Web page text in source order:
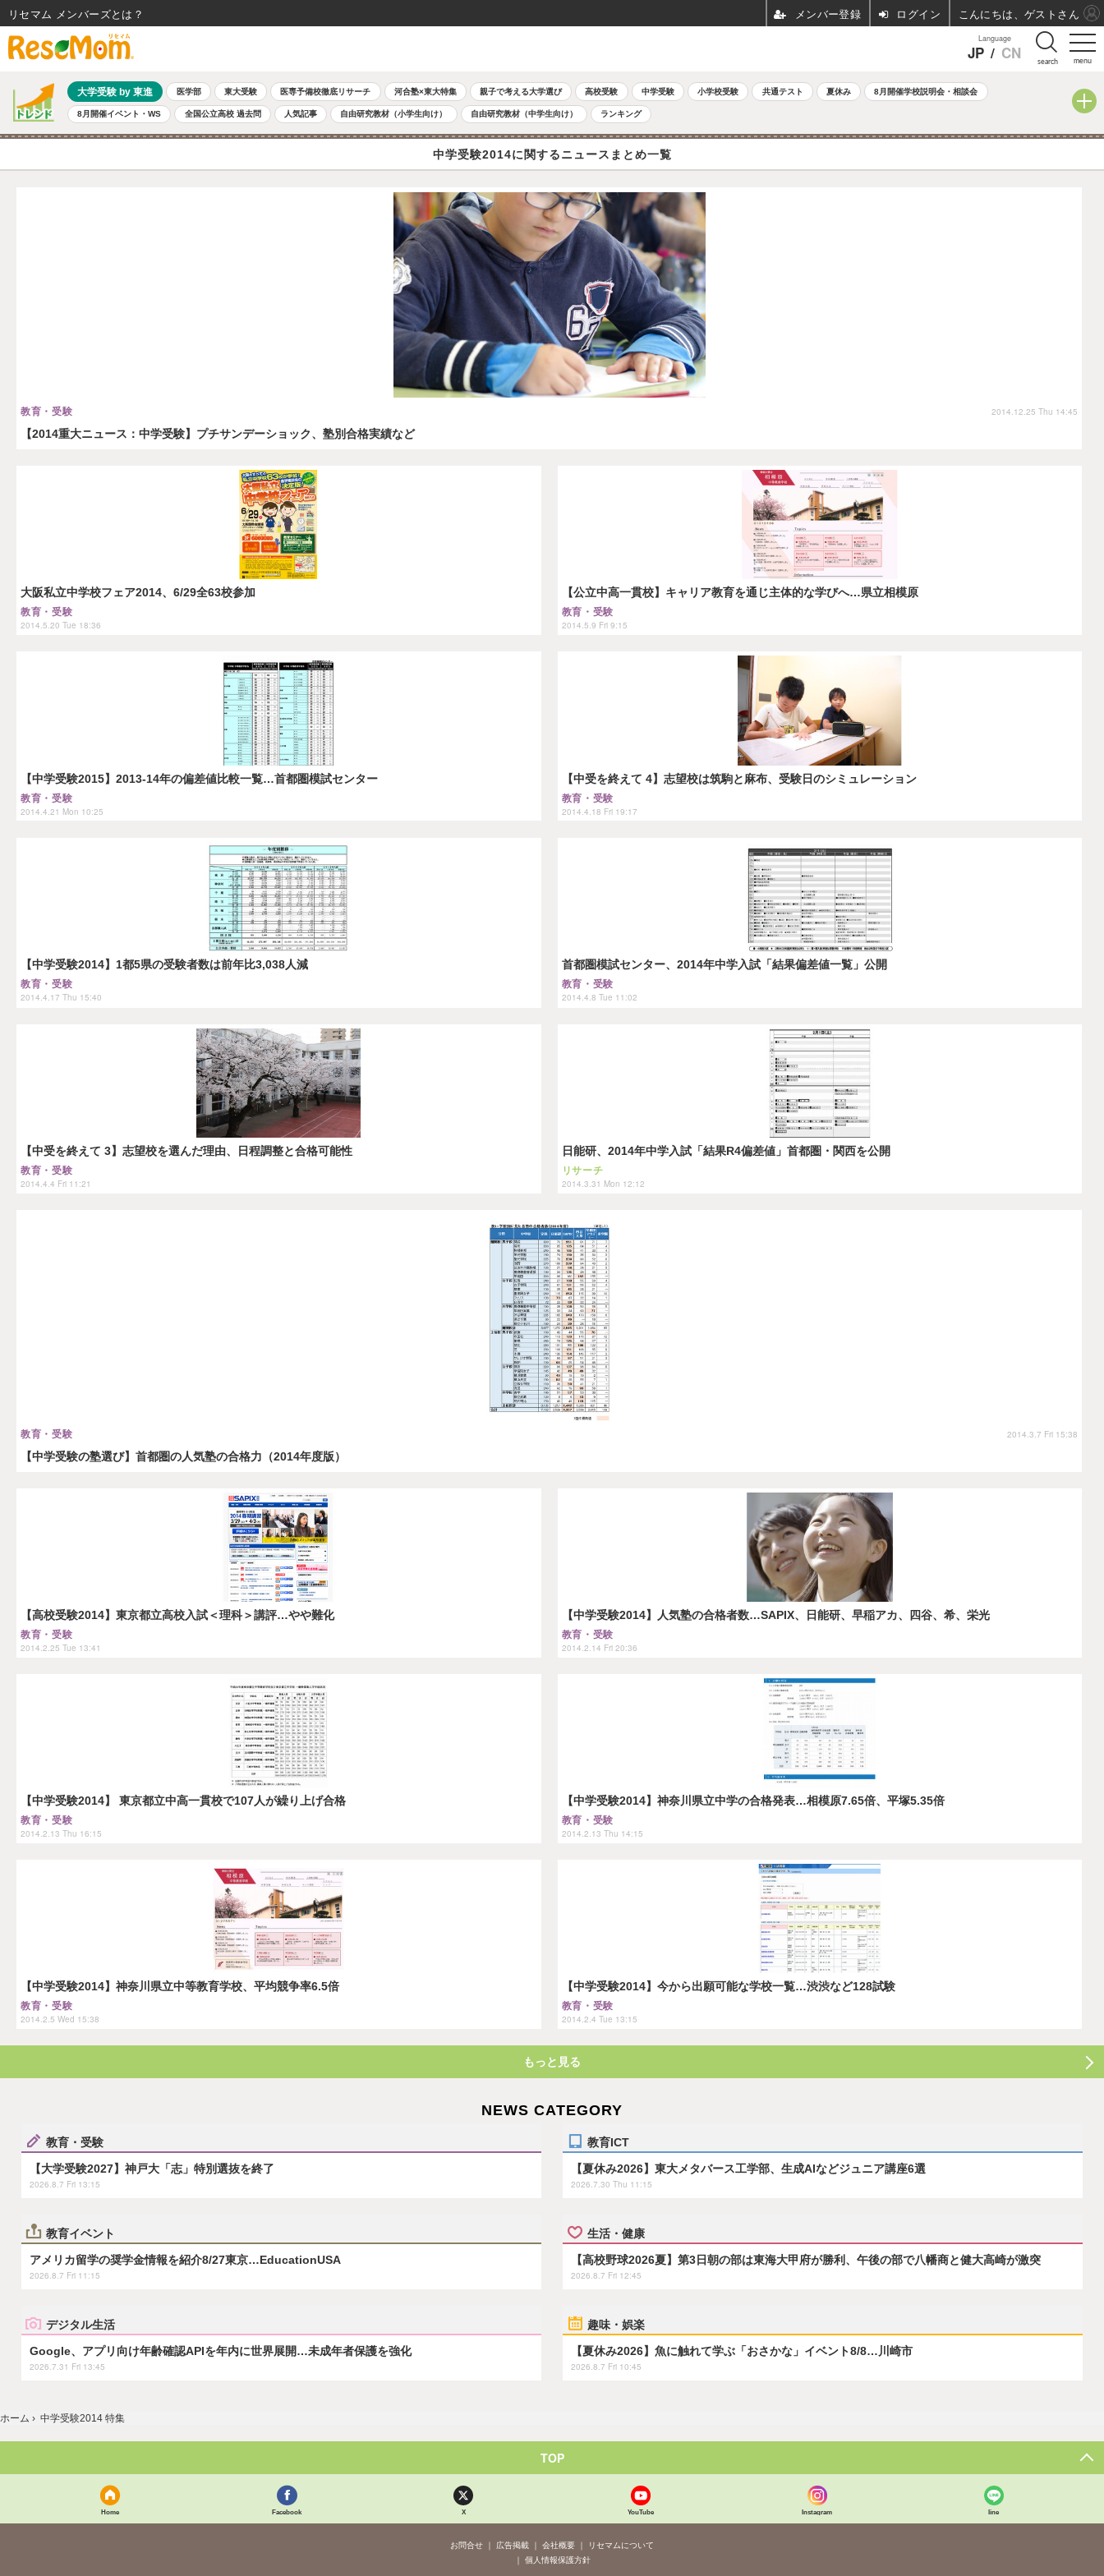
menu
Language
JP / CN search
大学受験 by 東進 医学部 東大受験 医専予備校徹底リサーチ 河合塾×東大特集 親子で考える大学選び 高校受験 中学受験 小学校受験 共通テスト 夏休み 8月開催学校説明会・相談会
8月開催イベント・WS 全国公立高校 過去問 人気記事 自由研究教材（小学生向け） 自由研究教材（中学生向け） ランキング
中学受験2014に関するニュースまとめ一覧
【2014重大ニュース：中学受験】プチサンデーショック、塾別合格実績など
教育・受験 2014.12.25 Thu 14:45
大阪私立中学校フェア2014、6/29全63校参加
教育・受験
2014.5.20 Tue 18:36
【公立中高一貫校】キャリア教育を通じ主体的な学びへ…県立相模原
教育・受験
2014.5.9 Fri 9:15
【中学受験2015】2013-14年の偏差値比較一覧…首都圏模試センター
教育・受験
2014.4.21 Mon 10:25
【中受を終えて 4】志望校は筑駒と麻布、受験日のシミュレーション
教育・受験
2014.4.18 Fri 19:17
【中学受験2014】1都5県の受験者数は前年比3,038人減
教育・受験
2014.4.17 Thu 15:40
首都圏模試センター、2014年中学入試「結果偏差値一覧」公開
教育・受験
2014.4.8 Tue 11:02
【中受を終えて 3】志望校を選んだ理由、日程調整と合格可能性
教育・受験
2014.4.4 Fri 11:21
日能研、2014年中学入試「結果R4偏差値」首都圏・関西を公開
リサーチ
2014.3.31 Mon 12:12
【中学受験の塾選び】首都圏の人気塾の合格力（2014年度版）
教育・受験 2014.3.7 Fri 15:38
【高校受験2014】東京都立高校入試＜理科＞講評…やや難化
教育・受験
2014.2.25 Tue 13:41
【中学受験2014】人気塾の合格者数…SAPIX、日能研、早稲アカ、四谷、希、栄光
教育・受験
2014.2.14 Fri 20:36
【中学受験2014】 東京都立中高一貫校で107人が繰り上げ合格
教育・受験
2014.2.13 Thu 16:15
【中学受験2014】神奈川県立中学の合格発表…相模原7.65倍、平塚5.35倍
教育・受験
2014.2.13 Thu 14:15
【中学受験2014】神奈川県立中等教育学校、平均競争率6.5倍
教育・受験
2014.2.5 Wed 15:38
【中学受験2014】今から出願可能な学校一覧…渋渋など128試験
教育・受験
2014.2.4 Tue 13:15
もっと見る
NEWS CATEGORY
教育・受験
【大学受験2027】神戸大「志」特別選抜を終了
2026.8.7 Fri 13:15
教育ICT
【夏休み2026】東大メタバース工学部、生成AIなどジュニア講座6選
2026.7.30 Thu 11:15
教育イベント
アメリカ留学の奨学金情報を紹介8/27東京…EducationUSA
2026.8.7 Fri 11:15
生活・健康
【高校野球2026夏】第3日朝の部は東海大甲府が勝利、午後の部で八幡商と健大高崎が激突
2026.8.7 Fri 12:45
デジタル生活
Google、アプリ向け年齢確認APIを年内に世界展開…未成年者保護を強化
2026.7.31 Fri 13:45
趣味・娯楽
【夏休み2026】魚に触れて学ぶ「おさかな」イベント8/8…川崎市
2026.8.7 Fri 10:45
ホーム › 中学受験2014 特集
TOP
Home Facebook X YouTube Instagram line
お問合せ 広告掲載 会社概要
リセマムについて
個人情報保護方針
リセマム メンバーズ ログイン こんにちは、ゲストさん